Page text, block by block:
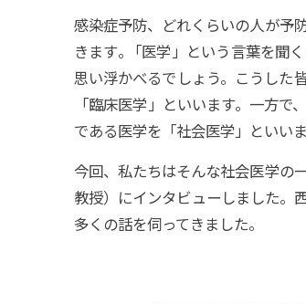
感染症予防、どれくらいの人が予
きます。 「医学」という言葉を聞
思い浮かべるでしょう。こうした
「臨床医学」といいます。一方
である医学を「社会医学」といいま
今回、私たちはそんな社会医学の
教授）にインタビューしました。
多くの話を伺ってきました。